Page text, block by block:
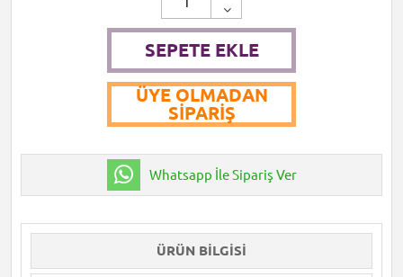
SEPETE EKLE
ÜYE OLMADAN
SIPARIŞ
Whatsapp İle Sipariş Ver
ÜRÜN BILGISI